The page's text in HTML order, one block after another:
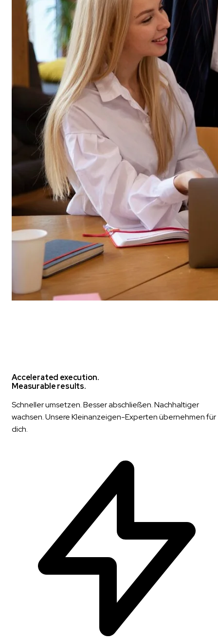
Accelerated execution.
Measurable results.
Schneller umsetzen. Besser abschließen. Nachhaltiger
wachsen. Unsere Kleinanzeigen-Experten übernehmen für
dich.